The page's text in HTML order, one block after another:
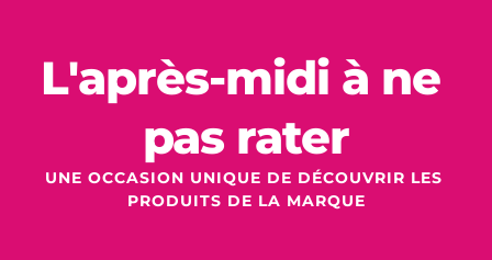
L'après-midi à ne
pas rater
UNE OCCASION UNIQUE DE DÉCOUVRIR LES
PRODUITS DE LA MARQUE